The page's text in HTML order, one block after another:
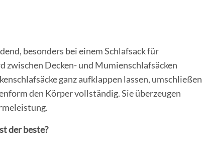
besonders bei einem Schlafsack für
Decken- und Mumienschlafsäcken
ganz aufklappen lassen, umschließen
den Körper vollständig. Sie überzeugen
der beste?